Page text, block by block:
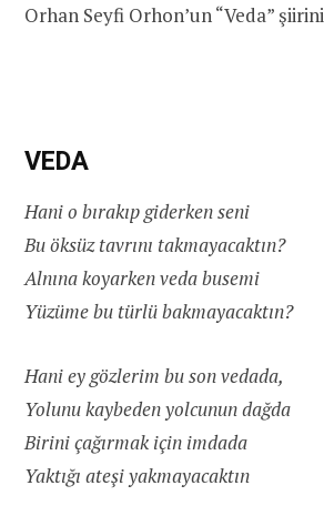
Orhan Seyfi Orhon’un “Veda”
VEDA
Hani o bırakıp giderken seni
Bu öksüz tavrını takmayacaktın?
Alnına koyarken veda busemi
Yüzüme bu türlü bakmayacaktın?
Hani ey gözlerim bu son vedada,
Yolunu kaybeden yolcunun dağda
Birini çağırmak için imdada
Yaktığı ateşi yakmayacaktın